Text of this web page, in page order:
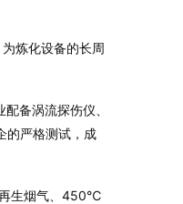
炼化设备的长周
配备涡流探伤仪、
的严格测试，成
再生烟气、450℃